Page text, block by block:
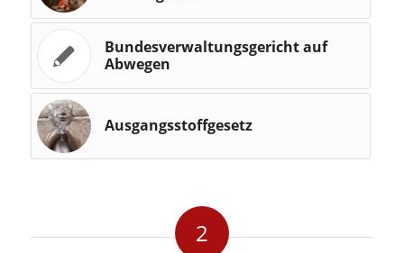
Bundesverwaltungsgericht auf
Abwegen
Ausgangsstoffgesetz
2